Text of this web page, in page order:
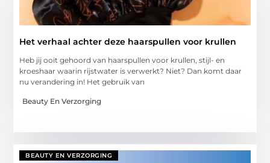
Het verhaal achter deze haarspullen voor krullen
Heb jij ooit gehoord van haarspullen voor krullen, stijl- en
kroeshaar waarin rijstwater is verwerkt? Niet? Dan komt daar
nu verandering in! Het gebruik van
Beauty En Verzorging
BEAUTY EN VERZORGING